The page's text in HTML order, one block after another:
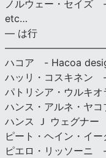
ノルウェー・セイズ
etc…
— は行
ハコア - Hacoa
ハッリ・コスキネン
パトリシア・ウルキ
ハンス・アルネ・ヤ
ハンス Ｊ ウェグナ
ピート・ヘイン・イ
ピエロ・リッソーニ